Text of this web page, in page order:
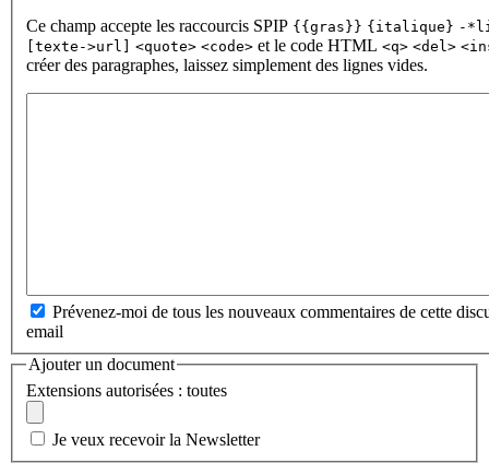
Ce champ accepte les raccourcis SPIP {{gras}} {italique} -
[texte->url]
<quote> <code> et le code HTML <q> <del>
créer des paragraphes, laissez simplement des lignes vides.
Prévenez-moi de tous les nouveaux commentaires de cette
email
Ajouter un document
Extensions autorisées : toutes
Je veux recevoir la Newsletter